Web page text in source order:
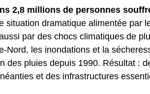
2,8 millions de personnes
situation dramatique alimentée par
par des chocs climatiques de
Nord, les inondations et la
des pluies depuis 1990. Résultat :
et des infrastructures